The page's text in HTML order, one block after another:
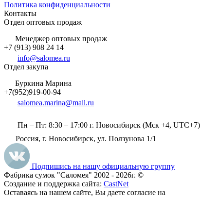
Политика конфиденциальности
Контакты
Отдел оптовых продаж
Менеджер оптовых продаж
+7 (913) 908 24 14
info@salomea.ru
Отдел закупа
Буркина Марина
+7(952)919-00-94
salomea.marina@mail.ru
Пн – Пт: 8:30 – 17:00 г. Новосибирск (Мск +4, UTC+7)
Россия, г. Новосибирск, ул. Ползунова 1/1
Подпишись на нашу официальную группу
Фабрика сумок "Саломея" 2002 - 2026г. ©
Создание и поддержка сайта: CastNet
Оставаясь на нашем сайте, Вы даете согласие на